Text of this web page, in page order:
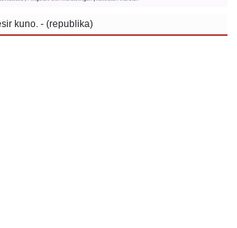
kuno. - (republika)